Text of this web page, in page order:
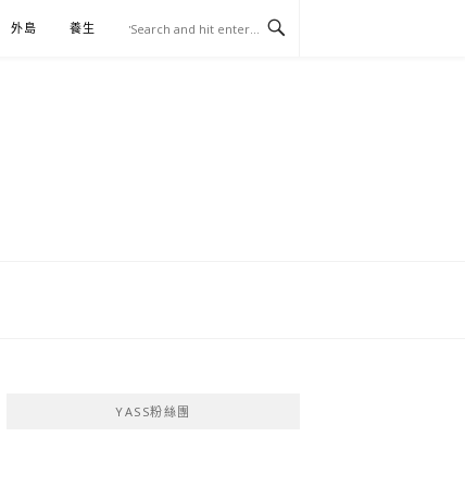
外島 養生 伴手禮
YASS粉絲團